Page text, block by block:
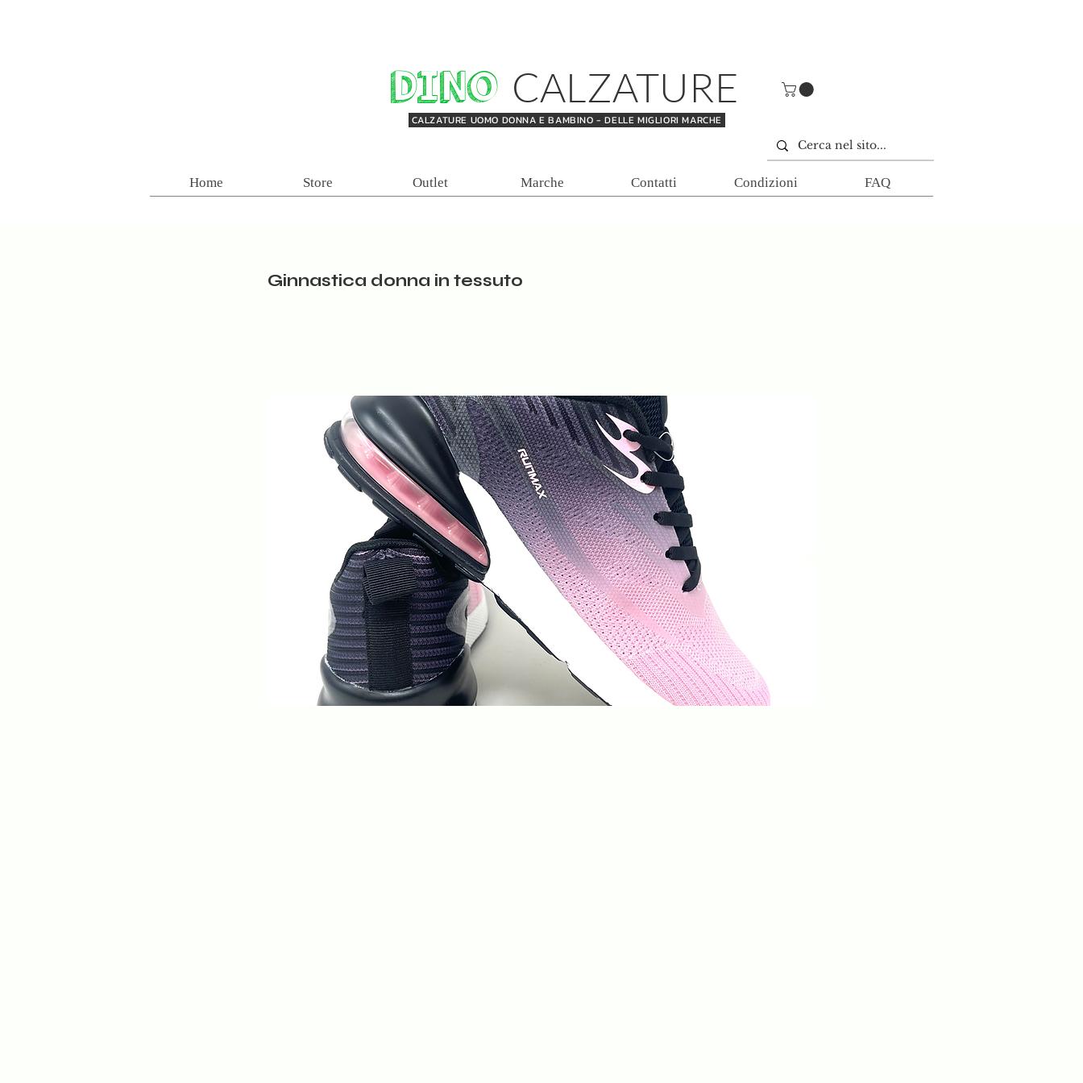
DINO
CALZATURE UOMO DONNA E BAMBINO - DELLE MIGLIORI MARCHE
CALZATURE
Home Store Outlet Marche Contatti Condizioni FAQ
Ginnastica donna in tessuto